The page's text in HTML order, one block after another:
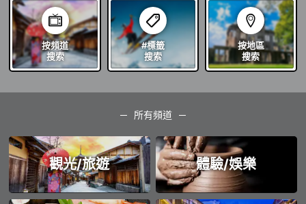
按頻道
搜索
#標籤
搜索
按地區
搜索
所有頻道
觀光/旅遊 體驗/娛樂